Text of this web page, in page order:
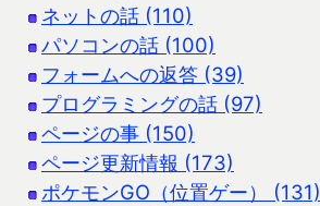
ネットの話 (110)
パソコンの話 (100)
フォームへの返答 (39)
プログラミングの話 (97)
ページの事 (150)
ページ更新情報 (173)
ポケモンGO（位置ゲー） (131)